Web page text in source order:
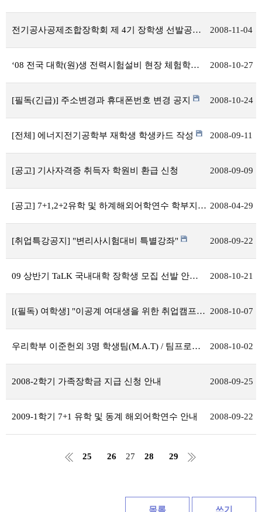
전기공사공제조합장학회 제 4기 장학생 선발공고 2008-11-04
‘08 전국 대학(원)생 전력시험설비 현장 체험학습 프로그램(2차) 시행 계획 2008-10-27
[필독(긴급)] 주소변경과 휴대폰번호 변경 공지 2008-10-24
[전체] 에너지전기공학부 재학생 학생카드 작성 2008-09-11
[공고] 기사자격증 취득자 학원비 환급 신청 2008-09-09
[공고] 7+1,2+2유학 및 하계해외어학연수 학부지원자 선발 결과 2008-04-29
[취업특강공지] "변리사시험대비 특별강좌" 2008-09-22
09 상반기 TaLK 국내대학 장학생 모집 선발 안내 2008-10-21
[(필독) 여학생] "이공계 여대생을 위한 취업캠프" 참가자 모집 2008-10-07
우리학부 이준헌외 3명 학생팀(M.A.T) / 팀프로젝트수행팀으로 선정 2008-10-02
2008-2학기 가족장학금 지급 신청 안내 2008-09-25
2009-1학기 7+1 유학 및 동계 해외어학연수 안내 2008-09-22
25 26 27 28 29
목록 쓰기